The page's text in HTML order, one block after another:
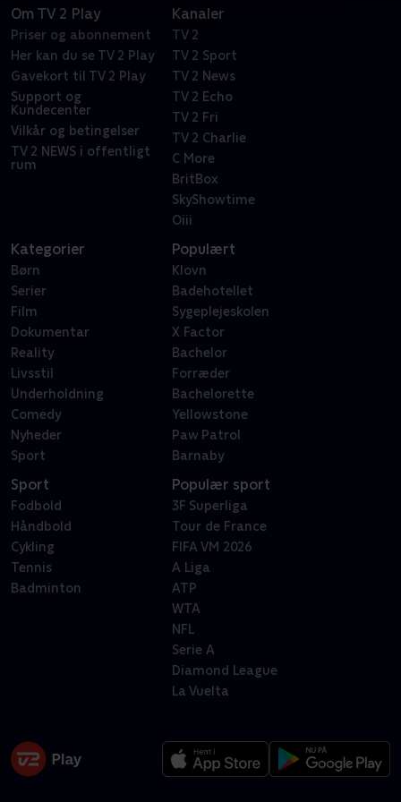
Om TV 2 Play
Priser og abonnement
Her kan du se TV 2 Play
Gavekort til TV 2 Play
Support og
Kundecenter
Vilkår og betingelser
TV 2 NEWS i offentligt
rum
Kanaler
TV 2
TV 2 Sport
TV 2 News
TV 2 Echo
TV 2 Fri
TV 2 Charlie
C More
BritBox
SkyShowtime
Oiii
Kategorier
Børn
Serier
Film
Dokumentar
Reality
Livsstil
Underholdning
Comedy
Nyheder
Sport
Populært
Klovn
Badehotellet
Sygeplejeskolen
X Factor
Bachelor
Forræder
Bachelorette
Yellowstone
Paw Patrol
Barnaby
Sport
Fodbold
Håndbold
Cykling
Tennis
Badminton
Populær sport
3F Superliga
Tour de France
FIFA VM 2026
A Liga
ATP
WTA
NFL
Serie A
Diamond League
La Vuelta